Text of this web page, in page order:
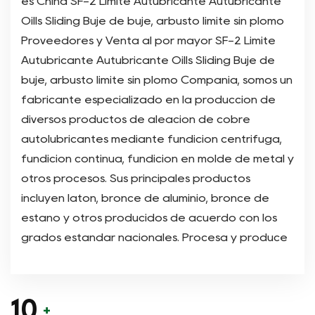
Oills Sliding Buje de buje, arbusto límite sin plomo
Proveedores y Venta al por mayor SF-2 Límite
Autubricante Autubricante Oills Sliding Buje de
buje, arbusto límite sin plomo Compañía , somos un
fabricante especializado en la producción de
diversos productos de aleación de cobre
autolubricantes mediante fundición centrífuga,
fundición continua, fundición en molde de metal y
otros procesos. Sus principales productos
incluyen latón, bronce de aluminio, bronce de
estaño y otros producidos de acuerdo con los
grados estándar nacionales. Procesa y produce
10 +